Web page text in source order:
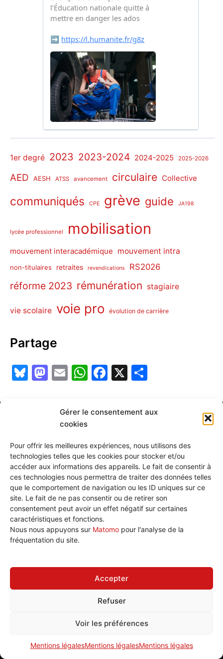
Gérer le consentement aux
cookies
Pour offrir les meilleures expériences, nous utilisons des
technologies telles que les cookies pour stocker et/ou
accéder aux informations des appareils. Le fait de consentir à
ces technologies nous permettra de traiter des données telles
que le comportement de navigation ou les ID uniques sur ce
site. Le fait de ne pas consentir ou de retirer son
consentement peut avoir un effet négatif sur certaines
caractéristiques et fonctions.
Nous nous appuyons sur Matomo pour l'analyse de la
fréquentation du site.
Accepter
Refuser
Voir les préférences
Mentions légalesMentions légalesMentions légales
1er degré 2023 2023-2024 2024-2025 2025-2026
AED AESH ATSS avancement circulaire Collective
communiqués CPE grève guide JA198
lycée professionnel mobilisation
mouvement interacadémique mouvement intra
non-titulaires retraites revendications RS2026
réforme 2023 rémunération stagiaire
vie scolaire voie pro évolution de carrière
Partage
Bl
y
M
st
o
n
E
ai
l
W
s
p
p
F
e
o
o
k
X
g
Connexion
Flux des publications
Flux des commentaires
Site de WordPress-FR
Mentions légales
Adhérer à la CGT Éduc